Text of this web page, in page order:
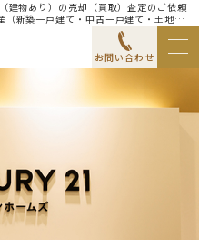
物あり）の売却（買取）査定のご依頼
新築一戸建て・中古一戸建て・土地・
ームズ
お問い合わせ